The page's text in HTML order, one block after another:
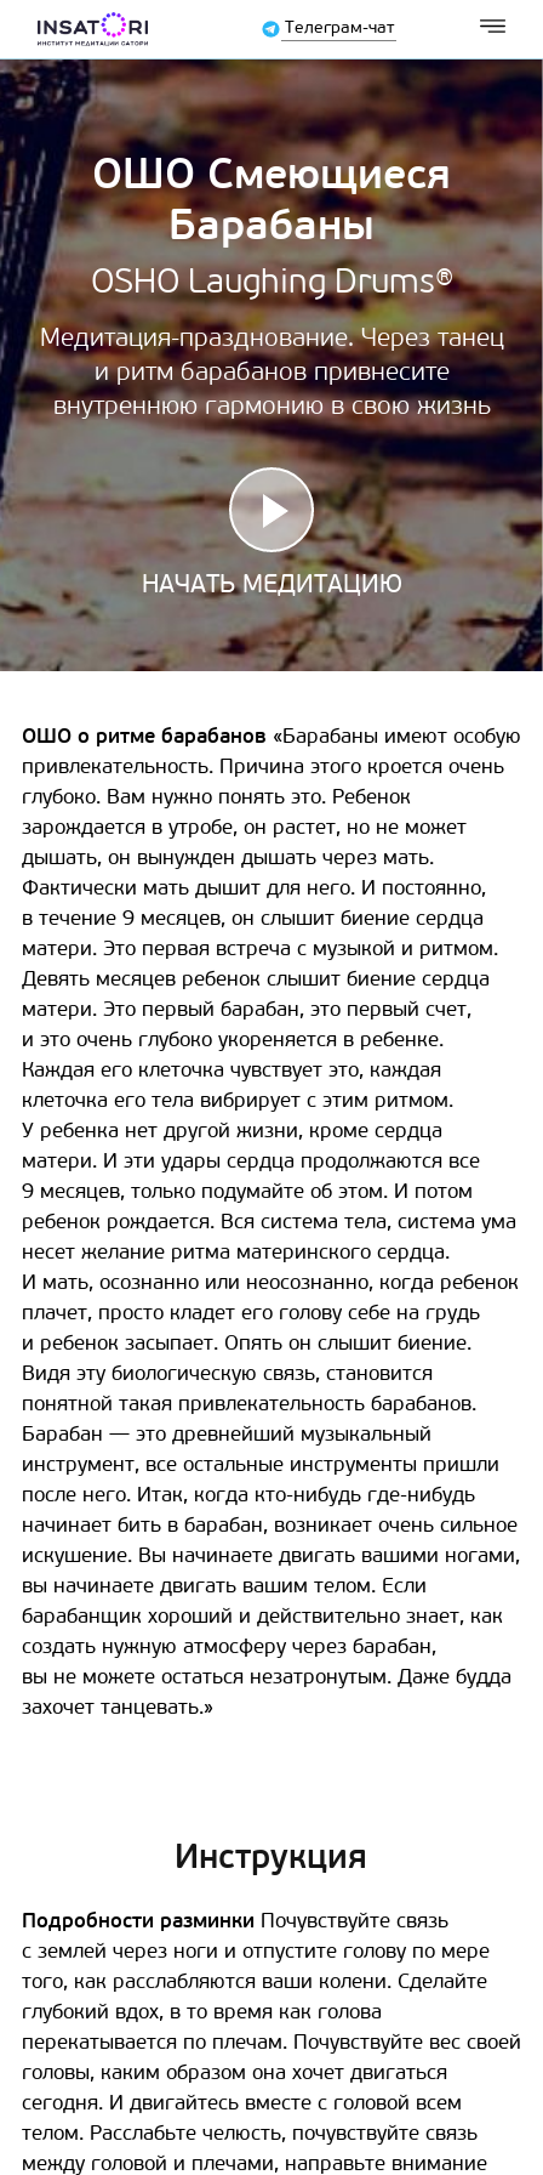
Телеграм-чат
ОШО Смеющиеся
Барабаны
OSHO Laughing Drums®
Медитация-празднование. Через танец
и ритм барабанов привнесите
внутреннюю гармонию в свою жизнь
НАЧАТЬ МЕДИТАЦИЮ
ОШО о ритме барабанов «Барабаны имеют особую
привлекательность. Причина этого кроется очень
глубоко. Вам нужно понять это. Ребенок
зарождается в утробе, он растет, но не может
дышать, он вынужден дышать через мать.
Фактически мать дышит для него. И постоянно,
в течение 9 месяцев, он слышит биение сердца
матери. Это первая встреча с музыкой и ритмом.
Девять месяцев ребенок слышит биение сердца
матери. Это первый барабан, это первый счет,
и это очень глубоко укореняется в ребенке.
Каждая его клеточка чувствует это, каждая
клеточка его тела вибрирует с этим ритмом.
У ребенка нет другой жизни, кроме сердца
матери. И эти удары сердца продолжаются все
9 месяцев, только подумайте об этом. И потом
ребенок рождается. Вся система тела, система ума
несет желание ритма материнского сердца.
И мать, осознанно или неосознанно, когда ребенок
плачет, просто кладет его голову себе на грудь
и ребенок засыпает. Опять он слышит биение.
Видя эту биологическую связь, становится
понятной такая привлекательность барабанов.
Барабан — это древнейший музыкальный
инструмент, все остальные инструменты пришли
после него. Итак, когда кто-нибудь где-нибудь
начинает бить в барабан, возникает очень сильное
искушение. Вы начинаете двигать вашими ногами,
вы начинаете двигать вашим телом. Если
барабанщик хороший и действительно знает, как
создать нужную атмосферу через барабан,
вы не можете остаться незатронутым. Даже будда
захочет танцевать.»
Инструкция
Подробности разминки Почувствуйте связь
с землей через ноги и отпустите голову по мере
того, как расслабляются ваши колени. Сделайте
глубокий вдох, в то время как голова
перекатывается по плечам. Почувствуйте вес своей
головы, каким образом она хочет двигаться
сегодня. И двигайтесь вместе с головой всем
телом. Расслабьте челюсть, почувствуйте связь
между головой и плечами, направьте внимание